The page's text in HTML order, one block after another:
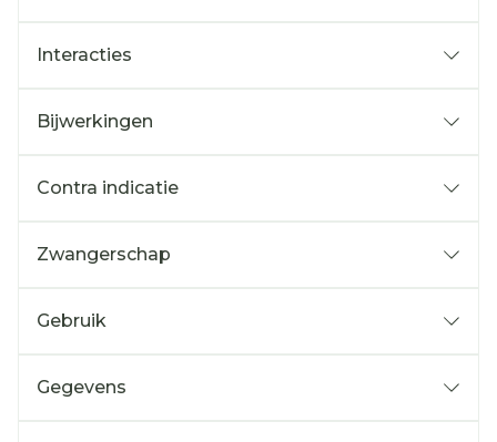
Interacties
Bijwerkingen
Contra indicatie
Zwangerschap
Gebruik
Gegevens